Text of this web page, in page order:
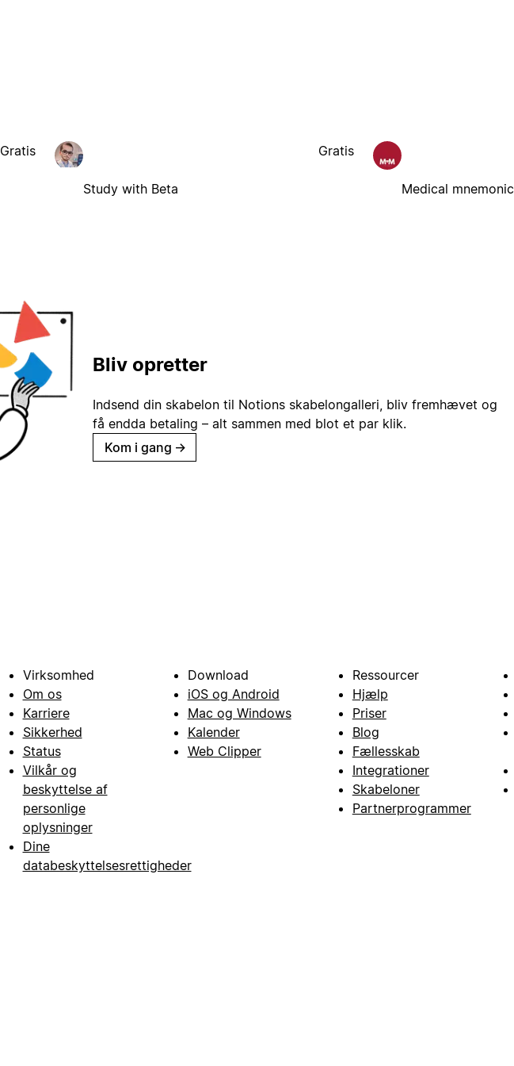
Gratis
Study with Beta
Gratis
Medical mnemonic
Bliv opretter
Indsend din skabelon til Notions skabelongalleri, bliv fremhævet og
få endda betaling – alt sammen med blot et par klik.
Kom i gang →
Virksomhed
Om os
Karriere
Sikkerhed
Status
Vilkår og
beskyttelse af
personlige
oplysninger
Dine
databeskyttelsesrettigheder
Download
iOS og Android
Mac og Windows
Kalender
Web Clipper
Ressourcer
Hjælp
Priser
Blog
Fællesskab
Integrationer
Skabeloner
Partnerprogrammer